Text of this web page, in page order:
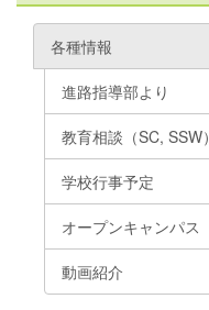
各種情報
進路指導部より
教育相談（SC, SSW）
学校行事予定
オープンキャンパス
動画紹介